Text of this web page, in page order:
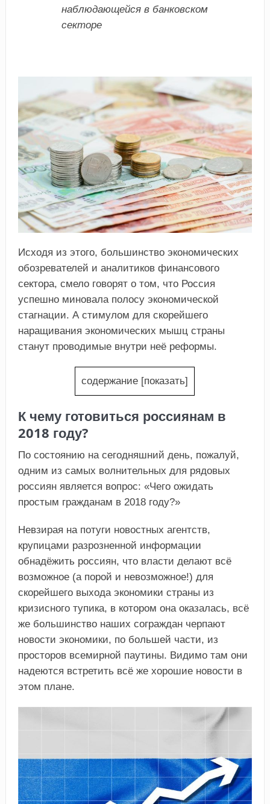
наблюдающейся в банковском
секторе
Исходя из этого, большинство экономических
обозревателей и аналитиков финансового
сектора, смело говорят о том, что Россия
успешно миновала полосу экономической
стагнации. А стимулом для скорейшего
наращивания экономических мышц страны
станут проводимые внутри неё реформы.
содержание [показать]
К чему готовиться россиянам в
2018 году?
По состоянию на сегодняшний день, пожалуй,
одним из самых волнительных для рядовых
россиян является вопрос: «Чего ожидать
простым гражданам в 2018 году?»
Невзирая на потуги новостных агентств,
крупицами разрозненной информации
обнадёжить россиян, что власти делают всё
возможное (а порой и невозможное!) для
скорейшего выхода экономики страны из
кризисного тупика, в котором она оказалась, всё
же большинство наших сограждан черпают
новости экономики, по большей части, из
просторов всемирной паутины. Видимо там они
надеются встретить всё же хорошие новости в
этом плане.